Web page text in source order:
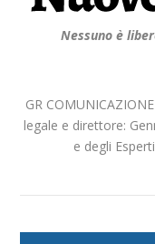
Nessuno è
GR
legale e direttore:
e degli